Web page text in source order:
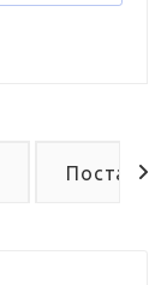
Поставка